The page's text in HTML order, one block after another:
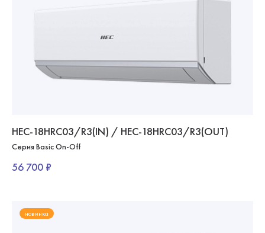
HEC-18HRC03/R3(IN) / HEC-18HRC03/R3(OUT)
Серия Basic On-Off
56 700 ₽
новинка